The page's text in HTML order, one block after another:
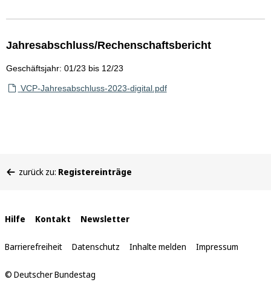
Jahresabschluss/Rechenschaftsbericht
Geschäftsjahr: 01/23 bis 12/23
VCP-Jahresabschluss-2023-digital.pdf
befinden
zurück zu: Registereinträge
Interne
Links
Hilfe Kontakt Newsletter
Barrierefreiheit Datenschutz Inhalte melden Impressum
© Deutscher Bundestag